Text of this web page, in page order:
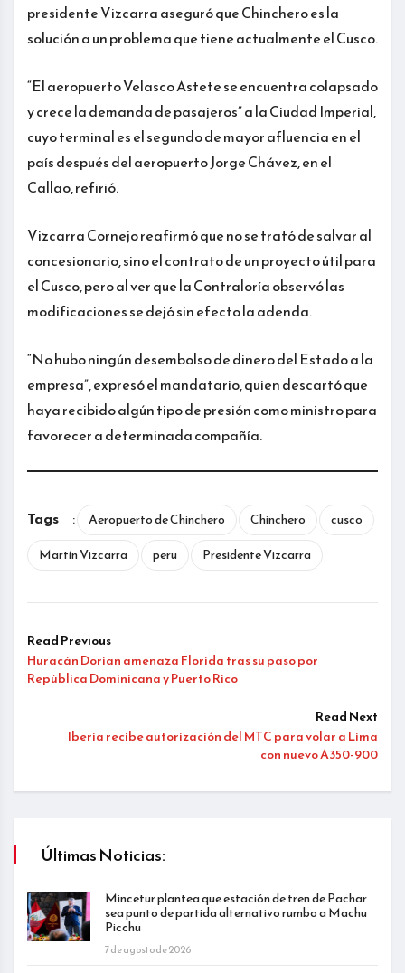
presidente Vizcarra aseguró que Chinchero es la
solución a un problema que tiene actualmente el Cusco.
“El aeropuerto Velasco Astete se encuentra colapsado
y crece la demanda de pasajeros” a la Ciudad Imperial,
cuyo terminal es el segundo de mayor afluencia en el
país después del aeropuerto Jorge Chávez, en el
Callao, refirió.
Vizcarra Cornejo reafirmó que no se trató de salvar al
concesionario, sino el contrato de un proyecto útil para
el Cusco, pero al ver que la Contraloría observó las
modificaciones se dejó sin efecto la adenda.
“No hubo ningún desembolso de dinero del Estado a la
empresa”, expresó el mandatario, quien descartó que
haya recibido algún tipo de presión como ministro para
favorecer a determinada compañía.
Tags : Aeropuerto de Chinchero Chinchero
cusco
Martín Vizcarra
peru Presidente Vizcarra
Read Previous
Huracán Dorian amenaza Florida tras su paso por
República Dominicana y Puerto Rico
Read Next
Iberia recibe autorización del MTC para volar a Lima
con nuevo A350-900
Últimas Noticias:
Mincetur plantea que estación de tren de Pachar
sea punto de partida alternativo rumbo a Machu
Picchu
7 de agosto de 2026